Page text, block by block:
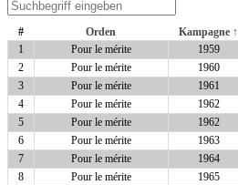
# Orden Kampagne ↑
1
Pour le mérite 1959
2
Pour le mérite 1960
3
Pour le mérite 1961
4
Pour le mérite 1962
5
Pour le mérite 1962
6
Pour le mérite 1963
7
Pour le mérite 1964
8
Pour le mérite 1965